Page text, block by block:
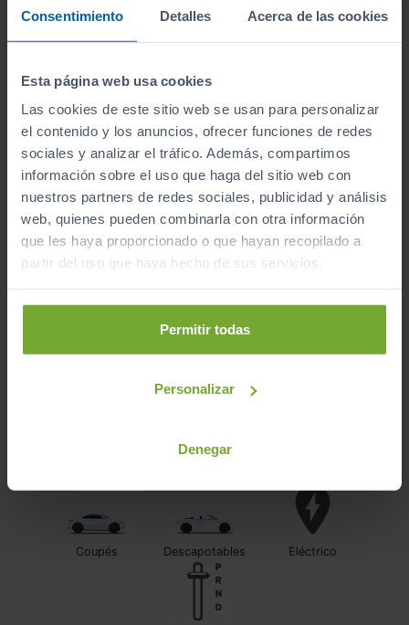
Consentimiento Detalles Acerca de las cookies
Esta página web usa cookies
Las cookies de este sitio web se usan para personalizar
el contenido y los anuncios, ofrecer funciones de redes
sociales y analizar el tráfico. Además, compartimos
información sobre el uso que haga del sitio web con
nuestros partners de redes sociales, publicidad y análisis
web, quienes pueden combinarla con otra información
que les haya proporcionado o que hayan recopilado a
partir del uso que haya hecho de sus servicios.
Permitir todas
Personalizar
Denegar
CERO
Mostrando del1 al 5de 5 coches de segunda mano.
Utilitarios
Coupés Descapotables Eléctrico